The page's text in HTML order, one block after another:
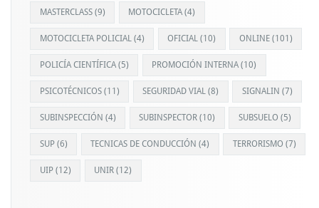
MASTERCLASS(9) MOTOCICLETA (4)
MOTOCICLETA POLICIAL(4) OFICIAL (10) ONLINE(101)
POLICÍA CIENTÍFICA(5) PROMOCIÓN INTERNA (10)
PSICOTÉCNICOS(11) SEGURIDAD VIAL (8) SIGNALIN (7)
SUBINSPECCIÓN (4) SUBINSPECTOR (10) SUBSUELO (5)
SUP(6) TECNICAS DE CONDUCCIÓN (4) TERRORISMO (7)
UIP(12) UNIR (12)